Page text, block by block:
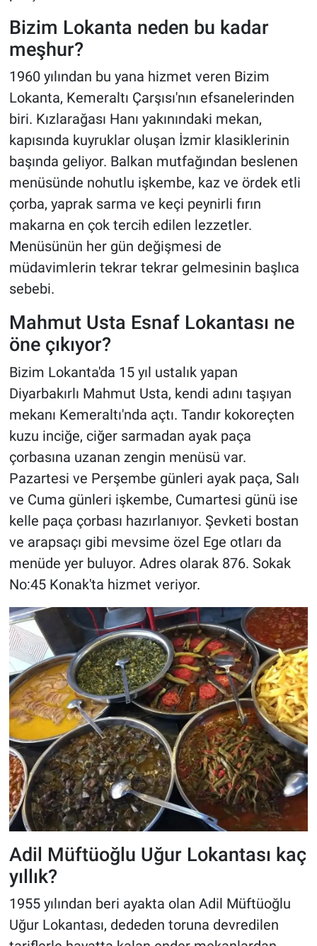
Bizim Lokanta neden bu kadar
meşhur?
1960 yılından bu yana hizmet veren Bizim
Lokanta, Kemeraltı Çarşısı'nın efsanelerinden
biri. Kızlarağası Hanı yakınındaki mekan,
kapısında kuyruklar oluşan İzmir klasiklerinin
başında geliyor. Balkan mutfağından beslenen
menüsünde nohutlu işkembe, kaz ve ördek etli
çorba, yaprak sarma ve keçi peynirli fırın
makarna en çok tercih edilen lezzetler.
Menüsünün her gün değişmesi de
müdavimlerin tekrar tekrar gelmesinin başlıca
sebebi.
Mahmut Usta Esnaf Lokantası ne
öne çıkıyor?
Bizim Lokanta'da 15 yıl ustalık yapan
Diyarbakırlı Mahmut Usta, kendi adını taşıyan
mekanı Kemeraltı'nda açtı. Tandır kokoreçten
kuzu inciğe, ciğer sarmadan ayak paça
çorbasına uzanan zengin menüsü var.
Pazartesi ve Perşembe günleri ayak paça, Salı
ve Cuma günleri işkembe, Cumartesi günü ise
kelle paça çorbası hazırlanıyor. Şevketi bostan
ve arapsaçı gibi mevsime özel Ege otları da
menüde yer buluyor. Adres olarak 876. Sokak
No:45 Konak'ta hizmet veriyor.
Adil Müftüoğlu Uğur Lokantası kaç
yıllık?
1955 yılından beri ayakta olan Adil Müftüoğlu
Uğur Lokantası, dededen toruna devredilen